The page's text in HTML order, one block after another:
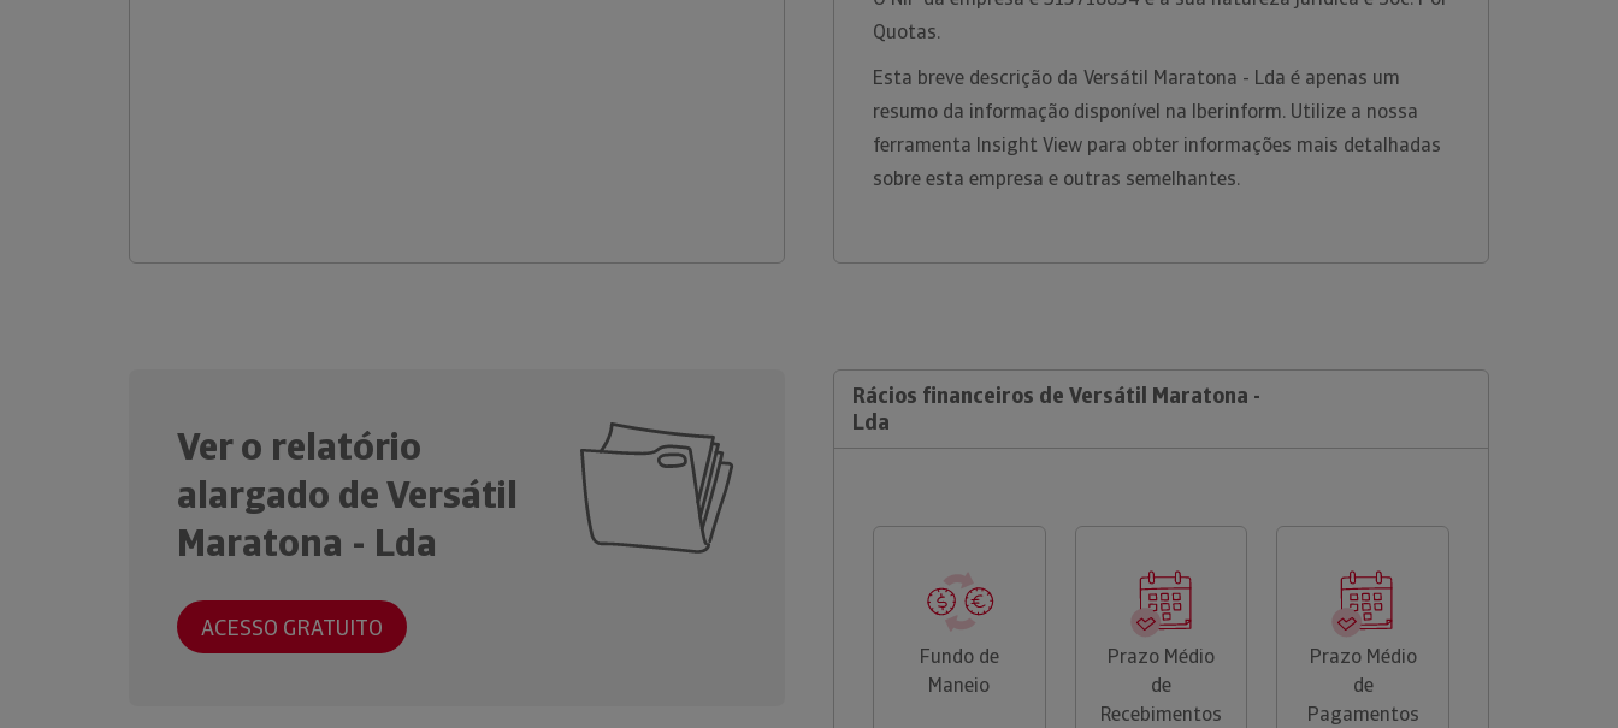
Quotas.
Esta breve descrição da Versátil Maratona - Lda é apenas um
resumo da informação disponível na Iberinform. Utilize a nossa
ferramenta Insight View para obter informações mais detalhadas
sobre esta empresa e outras semelhantes.
Ver o relatório
alargado de Versátil
Maratona - Lda
ACESSO GRATUITO
Rácios financeiros de Versátil Maratona -
Lda
Fundo de
Maneio
Prazo Médio
de
Recebimentos
Prazo Médio
de
Pagamentos